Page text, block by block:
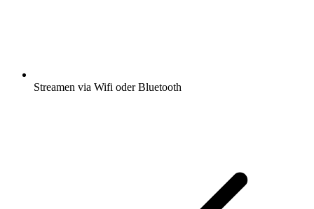
Streamen via Wifi oder Bluetooth